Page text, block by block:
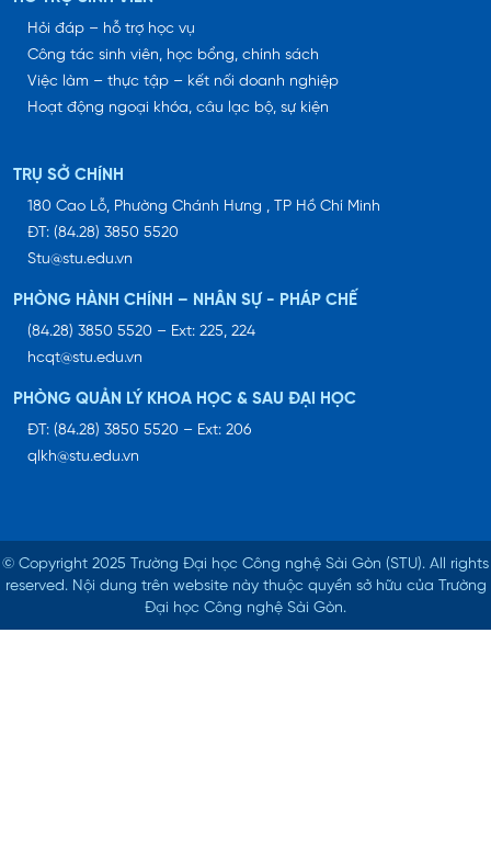
Hỏi đáp – hỗ trợ học vụ
Công tác sinh viên, học bổng, chính sách
Việc làm – thực tập – kết nối doanh nghiệp
Hoạt động ngoại khóa, câu lạc bộ, sự kiện
TRỤ SỞ CHÍNH
180 Cao Lỗ, Phường Chánh Hưng , TP Hồ Chí Minh
ĐT: (84.28) 3850 5520
Stu@stu.edu.vn
PHÒNG HÀNH CHÍNH – NHÂN SỰ - PHÁP CHẾ
(84.28) 3850 5520 – Ext: 225, 224
hcqt@stu.edu.vn
PHÒNG QUẢN LÝ KHOA HỌC & SAU ĐẠI HỌC
ĐT: (84.28) 3850 5520 – Ext: 206
qlkh@stu.edu.vn
© Copyright 2025 Trường Đại học Công nghệ Sài Gòn (STU). All rights
reserved. Nội dung trên website này thuộc quyền sở hữu của Trường
Đại học Công nghệ Sài Gòn.